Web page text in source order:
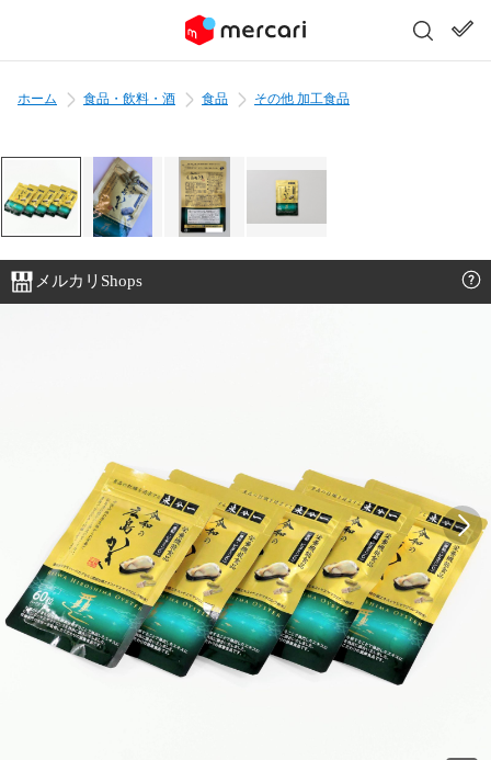
ホーム 食品・飲料・酒 食品 その他 加工食品
メルカリShops